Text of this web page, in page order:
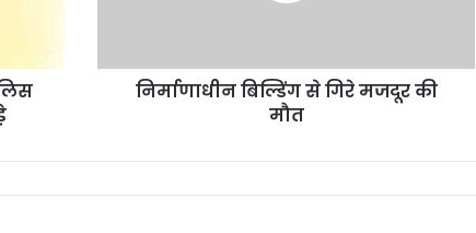
निर्माणाधीन बिल्डिंग से गिरे मजदूर की
मौत